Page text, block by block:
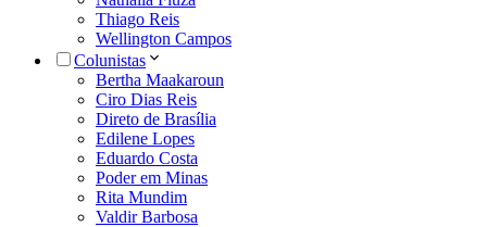
Thiago Reis
Wellington Campos
Colunistas
Bertha Maakaroun
Ciro Dias Reis
Direto de Brasília
Edilene Lopes
Eduardo Costa
Poder em Minas
Rita Mundim
Valdir Barbosa